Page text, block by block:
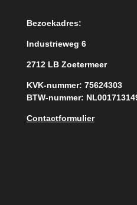
Bezoekadres:
Industrieweg 6
2712 LB Zoetermeer
KVK-nummer: 75624303
BTW-nummer:
Contactformulier